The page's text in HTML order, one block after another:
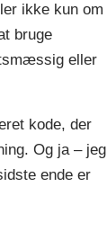
ikke kun om
bruge
eller
kode, der
Og ja – jeg
ende er